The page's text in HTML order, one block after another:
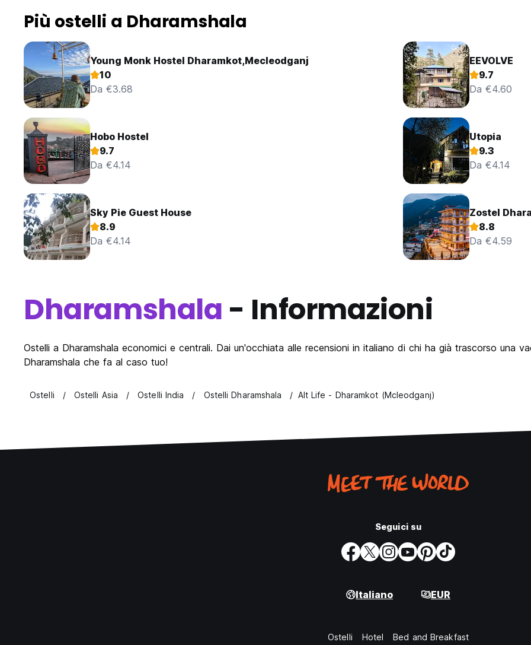
Più ostelli a Dharamshala
Young Monk Hostel Dharamkot,Mecleodganj
10
Da €3.68
EEVOLVE
9.7
Da €4.60
Hobo Hostel
9.7
Da €4.14
Utopia
9.3
Da €4.14
Sky Pie Guest House
8.9
Da €4.14
Zostel
8.8
Da €4.59
Dharamshala - Informazioni
Ostelli a Dharamshala economici e centrali. Dai un'occhiata alle recensioni in italiano di chi ha già trascorso una
Dharamshala che fa al caso tuo!
Ostelli Ostelli Asia Ostelli India Ostelli Dharamshala Alt Life - Dharamkot (Mcleodganj)
Seguici su
Italiano EUR
Ostelli Hotel Bed and Breakfast